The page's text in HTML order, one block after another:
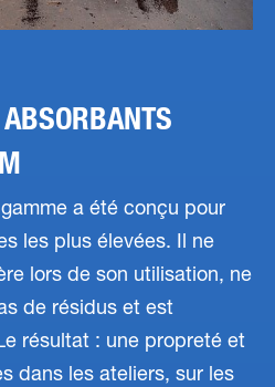
a été conçu pour
les plus élevées. Il ne
lors de son utilisation, ne
de résidus et est
résultat : une propreté et
dans les ateliers, sur les